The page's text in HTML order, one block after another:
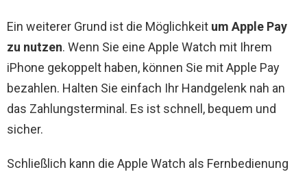
Ein weiterer Grund ist die Möglichkeit um Apple Pay
zu nutzen. Wenn Sie eine Apple Watch mit Ihrem
iPhone gekoppelt haben, können Sie mit Apple Pay
bezahlen. Halten Sie einfach Ihr Handgelenk nah an
das Zahlungsterminal. Es ist schnell, bequem und
sicher.
Schließlich kann die Apple Watch als Fernbedienung